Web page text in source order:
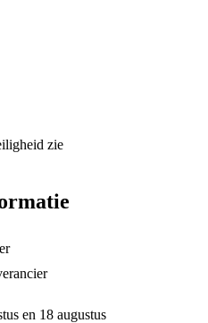
zie
en 18 augustus